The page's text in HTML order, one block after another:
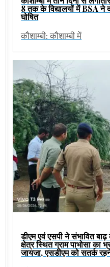
8 तक के विद्यालयों में BSA ने
घोषित
कौशाम्बी: कौशाम्बी में
डीएम एवं एसपी ने संभावित
क्षेत्र स्थित ग्राम पाभोसा का
जायजा, एसडीएम को सतर्क